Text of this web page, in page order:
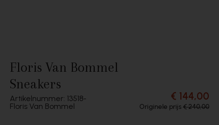
Floris Van Bommel
Sneakers
Artikelnummer: 13518
Floris Van Bommel
€ 144,00
Originele prijs€ 240,00